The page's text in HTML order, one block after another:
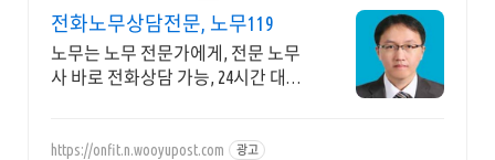
전화노무상담전문, 노무119
노무는 노무 전문가에게, 전문 노무
사 바로 전화상담 가능, 24시간 대기
https://onfit.n.wooyupost.com 광고